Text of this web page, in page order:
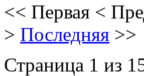
<< Первая <
> Последняя >>
Страница 1 из